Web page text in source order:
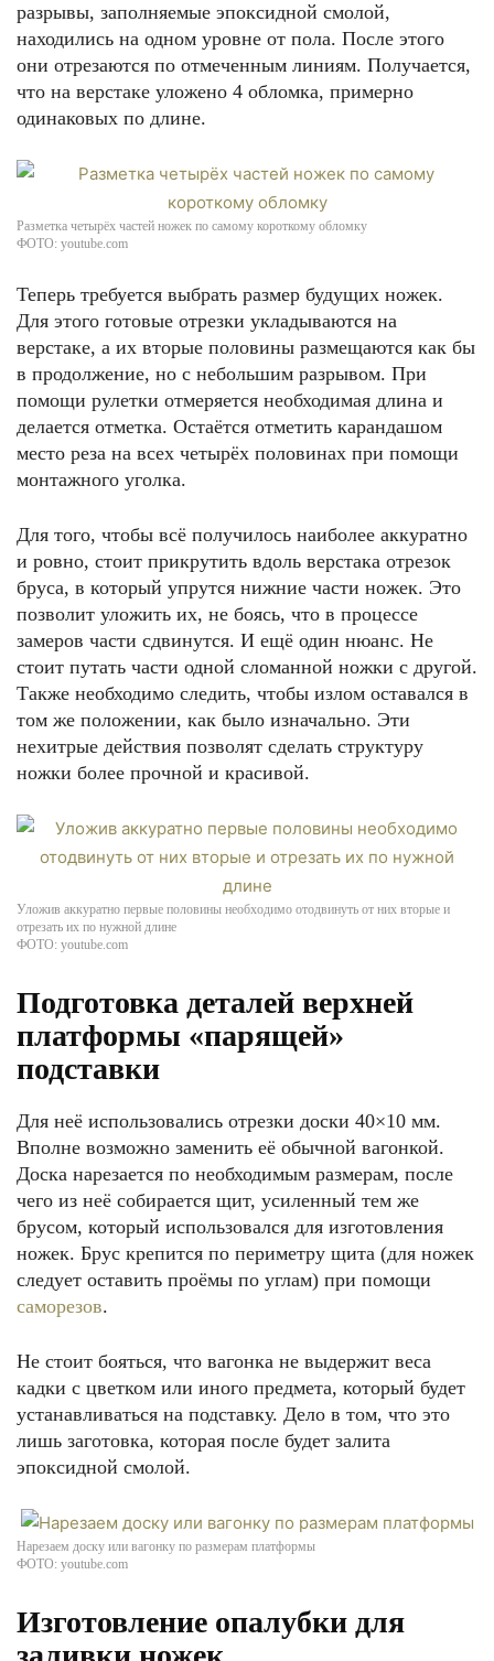
разрывы, заполняемые эпоксидной смолой,
находились на одном уровне от пола. После этого
они отрезаются по отмеченным линиям. Получается,
что на верстаке уложено 4 обломка, примерно
одинаковых по длине.
Разметка четырёх частей ножек по самому короткому обломку
ФОТО: youtube.com
Теперь требуется выбрать размер будущих ножек.
Для этого готовые отрезки укладываются на
верстаке, а их вторые половины размещаются как бы
в продолжение, но с небольшим разрывом. При
помощи рулетки отмеряется необходимая длина и
делается отметка. Остаётся отметить карандашом
место реза на всех четырёх половинах при помощи
монтажного уголка.
Для того, чтобы всё получилось наиболее аккуратно
и ровно, стоит прикрутить вдоль верстака отрезок
бруса, в который упрутся нижние части ножек. Это
позволит уложить их, не боясь, что в процессе
замеров части сдвинутся. И ещё один нюанс. Не
стоит путать части одной сломанной ножки с другой.
Также необходимо следить, чтобы излом оставался в
том же положении, как было изначально. Эти
нехитрые действия позволят сделать структуру
ножки более прочной и красивой.
Уложив аккуратно первые половины необходимо отодвинуть от них вторые и
отрезать их по нужной длине
ФОТО: youtube.com
Подготовка деталей верхней
платформы «парящей»
подставки
Для неё использовались отрезки доски 40×10 мм.
Вполне возможно заменить её обычной вагонкой.
Доска нарезается по необходимым размерам, после
чего из неё собирается щит, усиленный тем же
брусом, который использовался для изготовления
ножек. Брус крепится по периметру щита (для ножек
следует оставить проёмы по углам) при помощи
саморезов.
Не стоит бояться, что вагонка не выдержит веса
кадки с цветком или иного предмета, который будет
устанавливаться на подставку. Дело в том, что это
лишь заготовка, которая после будет залита
эпоксидной смолой.
Нарезаем доску или вагонку по размерам платформы
ФОТО: youtube.com
Изготовление опалубки для